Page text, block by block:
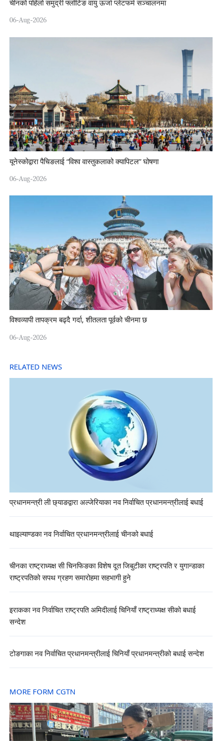
चीनको पहिलो समुद्री फ्लोटिङ वायु ऊर्जा प्लेटफर्म सञ्चालनमा
06-Aug-2026
यूनेस्कोद्वारा पैचिङलाई “विश्व वास्तुकलाको क्यापिटल” घोषणा
06-Aug-2026
विश्वव्यापी तापक्रम बढ्दै गर्दा, शीतलता पूर्वको चीनमा छ
06-Aug-2026
RELATED NEWS
प्रधानमन्त्री ली छ्याङद्वारा अल्जेरियाका नव निर्वाचित प्रधानमन्त्रीलाई बधाई
थाइल्याण्डका नव निर्वाचित प्रधानमन्त्रीलाई चीनको बधाई
चीनका राष्ट्राध्यक्ष सी चिनफिङका विशेष दूत जिबुटीका राष्ट्रपति र युगान्डाका
राष्ट्रपतिको सपथ ग्रहण समारोहमा सहभागी हुने
इराकका नव निर्वाचित राष्ट्रपति अमिदीलाई चिनियाँ राष्ट्राध्यक्ष सीको बधाई
सन्देश
टोङगाका नव निर्वाचित प्रधानमन्त्रीलाई चिनियाँ प्रधानमन्त्रीको बधाई सन्देश
MORE FORM CGTN